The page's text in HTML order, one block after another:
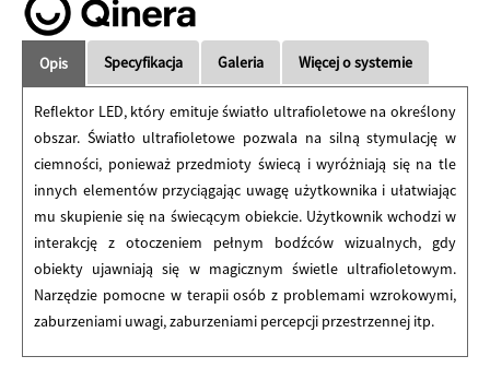
Opis Specyfikacja Galeria Więcej o systemie
Reflektor LED, który emituje światło ultrafioletowe na określony
obszar. Światło ultrafioletowe pozwala na silną stymulację w
ciemności, ponieważ przedmioty świecą i wyróżniają się na tle
innych elementów przyciągając uwagę użytkownika i ułatwiając
mu skupienie się na świecącym obiekcie. Użytkownik wchodzi w
interakcję z otoczeniem pełnym bodźców wizualnych, gdy
obiekty ujawniają się w magicznym świetle ultrafioletowym.
Narzędzie pomocne w terapii osób z problemami wzrokowymi,
zaburzeniami uwagi, zaburzeniami percepcji przestrzennej itp.